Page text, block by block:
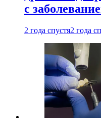
с
2 года спустя2 года